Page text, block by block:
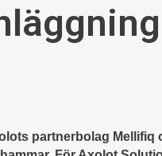
partnerbolag